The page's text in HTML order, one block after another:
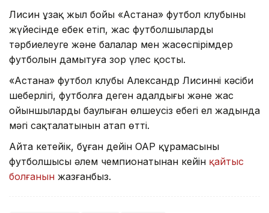
Лисин ұзақ жыл бойы «Астана» футбол клубының
жүйесінде еңбек етіп, жас футболшыларды
тәрбиелеуге және балалар мен жасөспірімдер
футболын дамытуға зор үлес қосты.
«Астана» футбол клубы Александр Лисиннің кәсіби
шеберлігі, футболға деген адалдығы және жас
ойыншыларды баулыған өлшеусіз еңбегі ел жадында
мәңгі сақталатынын атап өтті.
Айта кетейік, бұған дейін ОАР құрамасының
футболшысы әлем чемпионатынан кейін қайтыс
болғанын жазғанбыз.